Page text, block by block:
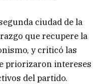
ciudad de la
que recupere la
y criticó las
priorizaron intereses
del partido.